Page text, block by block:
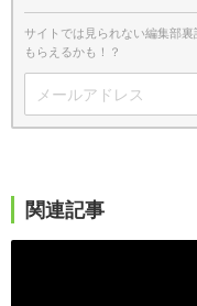
サイトでは見られない編集部
もらえるかも！？
関連記事